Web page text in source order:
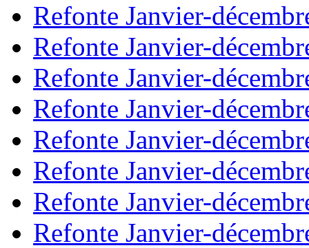
Refonte Janvier-
Refonte Janvier-
Refonte Janvier-
Refonte Janvier-
Refonte Janvier-
Refonte Janvier-
Refonte Janvier-
Refonte Janvier-